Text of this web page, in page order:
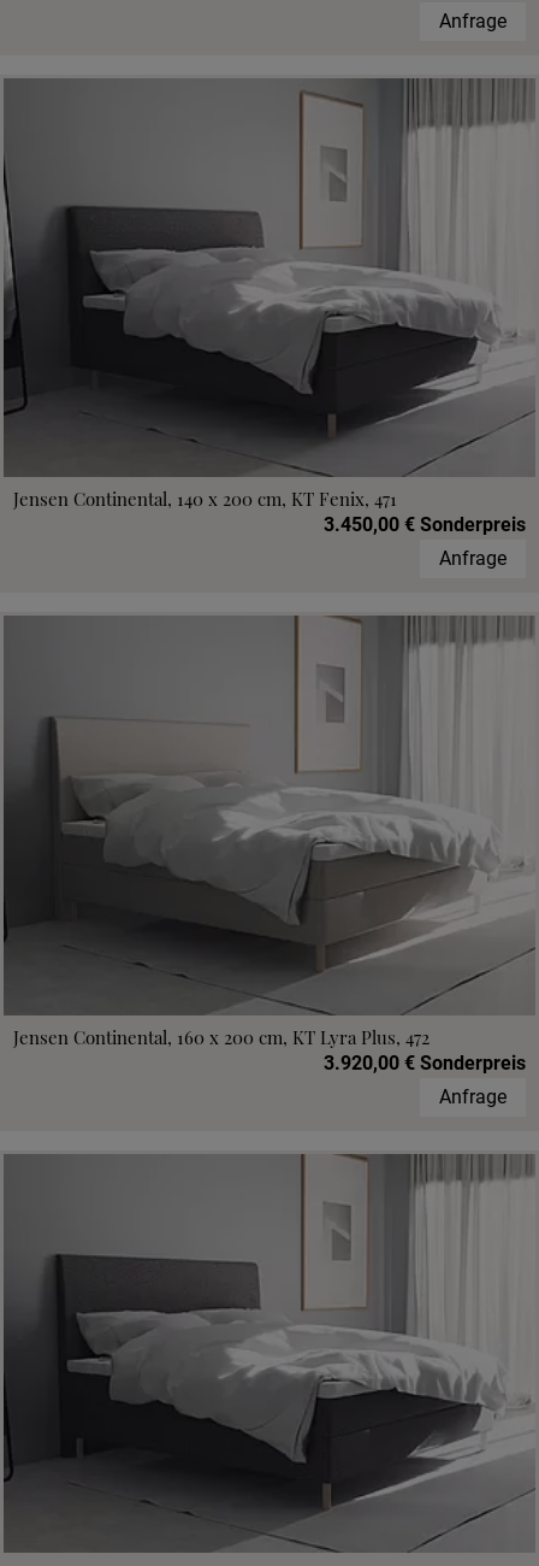
Anfrage
Jensen Continental, 140 x 200 cm, KT Fenix, 471
3.450,00 € Sonderpreis
Anfrage
Jensen Continental, 160 x 200 cm, KT Lyra Plus, 472
3.920,00 € Sonderpreis
Anfrage